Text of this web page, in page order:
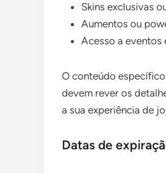
Skins exclusivas
Aumentos ou
Acesso a eventos
O conteúdo
devem rever os
a sua experiência de
Datas de